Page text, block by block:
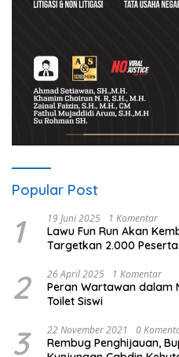
Popular Post
1 19 Juni 2025 1 Komentar
Lawu Fun Run Akan
Targetkan 2.000 Peserta
2 26 April 2025 1 Komentar
Peran Wartawan dalam
Toilet Siswi
3 22 November 2021 0
Rembug Penghijauan,